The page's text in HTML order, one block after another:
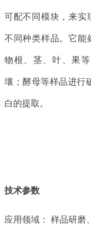
可配不同模块，来实
不同种类样品。它能
物根、茎、叶、果
壤；酵母等样品进行
白的提取。
技术参数
应用领域： 样品研磨